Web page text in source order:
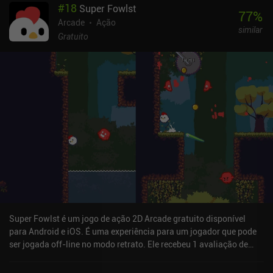
muitas vezes é necessário revisitar partes anteriores do nível,
como no popular gênero "Metroidvania". O pacote inicial de níveis
é bem pequeno, mas o editor de níveis integrado permite que
usuários de um enorme catálogo. Isso proporciona horas quase
infinitas de jogabilidade divertida, embora um pouco repetitiva. O
Robot Wants Kitty é monetizado por meio de anúncios forçados
ocasionais, anúncios incentivados para desativar os anúncios
forçados por um dia e um iAP de US$ 2,99 para remover
completamente os anúncios. Apesar da pouca variedade visual e
de jogabilidade, é uma boa recomendação para qualquer fã de
jogos clássicos de quebra-cabeça de plataforma.
#18 Super Fowlst
Arcade
Ação
Gratuito
77%
similar
Super Fowlst é um jogo de ação 2D Arcade gratuito disponível
para Android e iOS. É uma experiência para um jogador que pode
ser jogada off-line no modo retrato. Ele recebeu 1 avaliação de